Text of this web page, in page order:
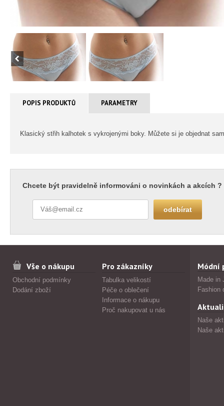
POPIS PRODUKTŮ PARAMETRY
Klasický střih kalhotek s vykrojenými boky. Můžete si je objednat
Chcete být pravidelně informováni o novinkách a akcích ?
Vše o nákupu
Obchodní podmínky
Dodání zboží
Pro zákazníky
Tabulka velikostí
Péče o oblečení
Informace o nákupu
Proč nakupovat u nás
Módní
Made in
Fashion
Naše
Naše